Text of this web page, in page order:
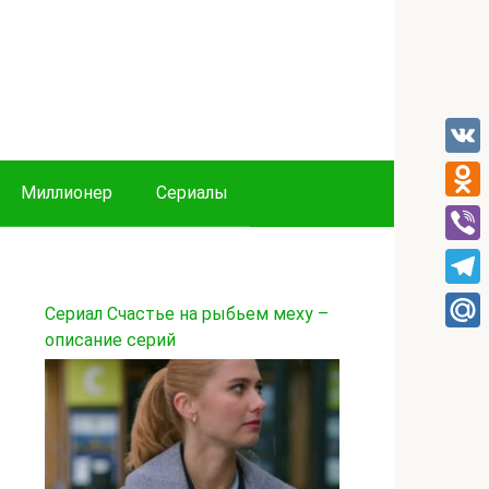
Миллионер Сериалы
Сериал Счастье на рыбьем меху –
описание серий
VK
Viber